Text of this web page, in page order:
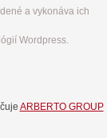
a vykonáva ich
Wordpress.
ARBERTO GROUP